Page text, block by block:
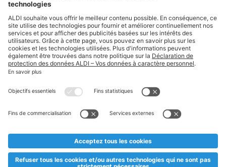
Suivez ALDI Luxembourg
Textes marqués d'un astérisque et mentions légales
esoulaang bis de Stock eidel ass. Mir soen Iech Merci fir Äert
Planifikatioun ausverkaaft sollte sinn. De VALORLUX-Präis an
** Op dësem Site huet d'Benotze vun der männlecher Form eng
besser Liesbarkeet am Sënn an huet keng diskriminéierend